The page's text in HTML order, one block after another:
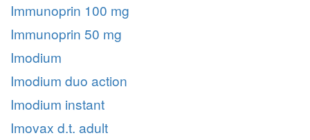
Immunoprin 100 mg
Immunoprin 50 mg
Imodium
Imodium duo action
Imodium instant
Imovax d.t. adult